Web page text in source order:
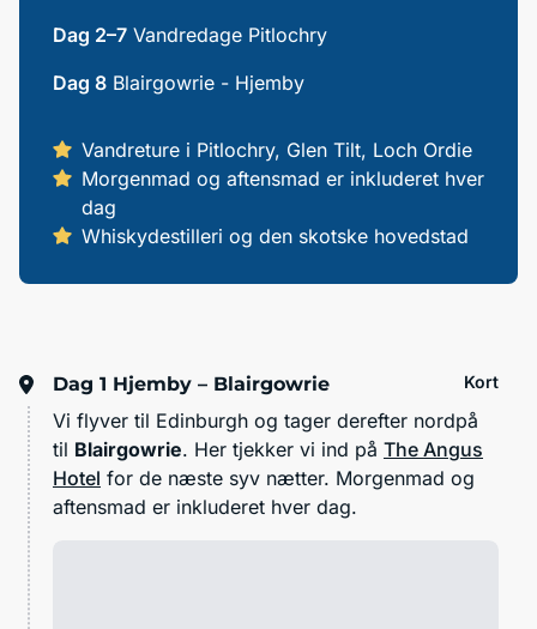
Dag 2–7 Vandredage Pitlochry
Dag 8 Blairgowrie - Hjemby
Vandreture i Pitlochry, Glen Tilt, Loch Ordie
Morgenmad og aftensmad er inkluderet hver
dag
Whiskydestilleri og den skotske hovedstad
Dag 1 Hjemby – Blairgowrie Kort
Vi flyver til Edinburgh og tager derefter nordpå
til Blairgowrie. Her tjekker vi ind på The Angus
Hotel for de næste syv nætter. Morgenmad og
aftensmad er inkluderet hver dag.